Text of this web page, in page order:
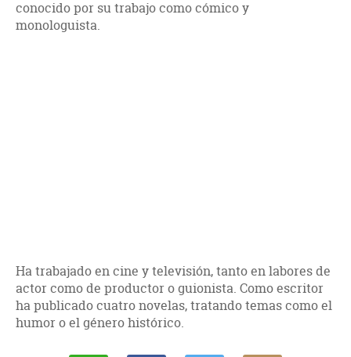
conocido por su trabajo como cómico y
monologuista.
Ha trabajado en cine y televisión, tanto en labores de
actor como de productor o guionista. Como escritor
ha publicado cuatro novelas, tratando temas como el
humor o el género histórico.